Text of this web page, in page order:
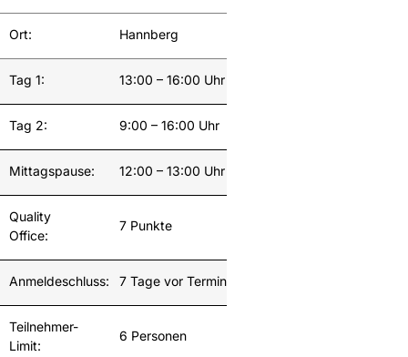
Ort: Hannberg
Tag 1: 13:00 – 16:00 Uhr
Tag 2: 9:00 – 16:00 Uhr
Mittagspause: 12:00 – 13:00 Uhr
Quality
Office:
7 Punkte
Anmeldeschluss: 7 Tage vor Termin
Teilnehmer-
Limit:
6 Personen